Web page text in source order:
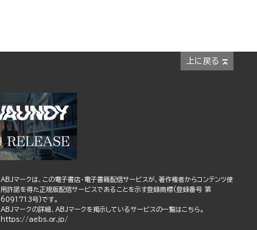
上に戻る
ABJマークは、この電子書店・電子書籍配信サービスが、著作権者からコンテンツ使
用許諾を得た正規版配信サービスであることを示す登録商標(登録番号 第
6091713号)です。
ABJマークの詳細、ABJマークを掲示しているサービスの一覧はこちら。
https://aebs.or.jp/